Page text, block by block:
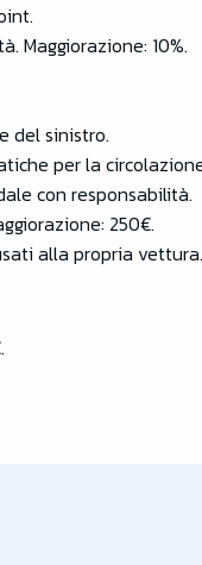
Maggiorazione: 10%.
del sinistro.
per la
con responsabilità.
250€.
alla propria